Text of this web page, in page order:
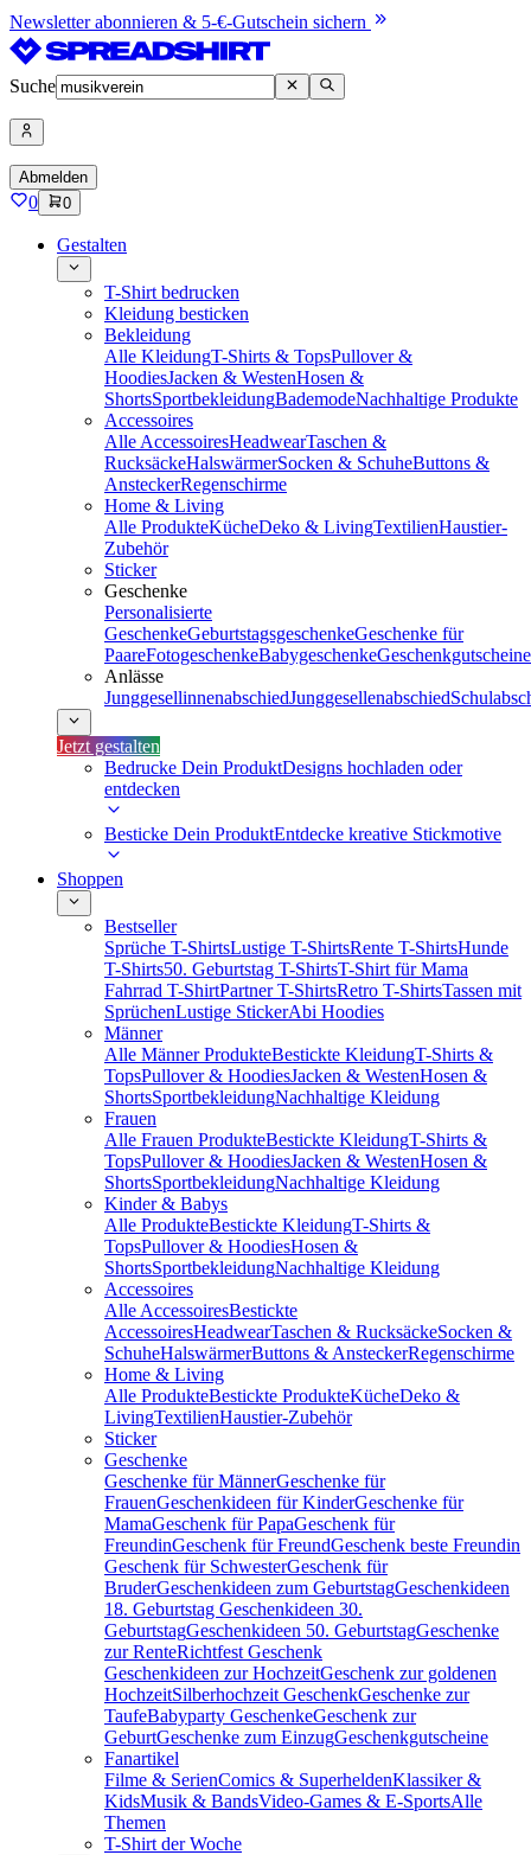
Newsletter abonnieren & 5-€-Gutschein sichern
Suche
Abmelden
0 0
Gestalten
T-Shirt bedrucken
Kleidung besticken
Bekleidung
Alle KleidungT-Shirts & TopsPullover &
HoodiesJacken & WestenHosen &
ShortsSportbekleidungBademodeNachhaltige Produkte
Accessoires
Alle AccessoiresHeadwearTaschen &
RucksäckeHalswärmerSocken & SchuheButtons &
AnsteckerRegenschirme
Home & Living
Alle ProdukteKücheDeko & LivingTextilienHaustier-
Zubehör
Sticker
Geschenke
Personalisierte
GeschenkeGeburtstagsgeschenkeGeschenke für
PaareFotogeschenkeBabygeschenkeGeschenkgutscheine
Anlässe
JunggesellinnenabschiedJunggesellenabschied
Jetzt gestalten
Bedrucke Dein ProduktDesigns hochladen oder
entdecken
Besticke Dein ProduktEntdecke kreative Stickmotive
Shoppen
Bestseller
Sprüche T-ShirtsLustige T-ShirtsRente T-ShirtsHunde
T-Shirts50. Geburtstag T-ShirtsT-Shirt für Mama
Fahrrad T-ShirtPartner T-ShirtsRetro T-ShirtsTassen mit
SprüchenLustige StickerAbi Hoodies
Männer
Alle Männer ProdukteBestickte KleidungT-Shirts &
TopsPullover & HoodiesJacken & WestenHosen &
ShortsSportbekleidungNachhaltige Kleidung
Frauen
Alle Frauen ProdukteBestickte KleidungT-Shirts &
TopsPullover & HoodiesJacken & WestenHosen &
ShortsSportbekleidungNachhaltige Kleidung
Kinder & Babys
Alle ProdukteBestickte KleidungT-Shirts &
TopsPullover & HoodiesHosen &
ShortsSportbekleidungNachhaltige Kleidung
Accessoires
Alle AccessoiresBestickte
AccessoiresHeadwearTaschen & RucksäckeSocken &
SchuheHalswärmerButtons & AnsteckerRegenschirme
Home & Living
Alle ProdukteBestickte ProdukteKücheDeko &
LivingTextilienHaustier-Zubehör
Sticker
Geschenke
Geschenke für MännerGeschenke für
FrauenGeschenkideen für KinderGeschenke für
MamaGeschenk für PapaGeschenk für
FreundinGeschenk für FreundGeschenk beste Freundin
Geschenk für SchwesterGeschenk für
BruderGeschenkideen zum GeburtstagGeschenkideen
18. Geburtstag Geschenkideen 30.
GeburtstagGeschenkideen 50. GeburtstagGeschenke
zur RenteRichtfest Geschenk
Geschenkideen zur HochzeitGeschenk zur goldenen
HochzeitSilberhochzeit GeschenkGeschenke zur
TaufeBabyparty GeschenkeGeschenk zur
GeburtGeschenke zum EinzugGeschenkgutscheine
Fanartikel
Filme & SerienComics & SuperheldenKlassiker &
KidsMusik & BandsVideo-Games & E-SportsAlle
Themen
T-Shirt der Woche